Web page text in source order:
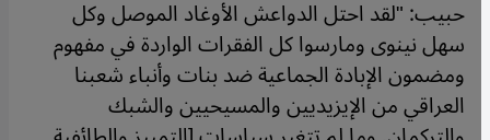
حبيب: "لقد احتل الدواعش الأوغاد الموصل وكل
سهل نينوى ومارسوا كل الفقرات الواردة في مفهوم
ومضمون الإبادة الجماعية ضد بنات وأنباء شعبنا
العراقي من الإيزيديين والمسيحيين والشبك